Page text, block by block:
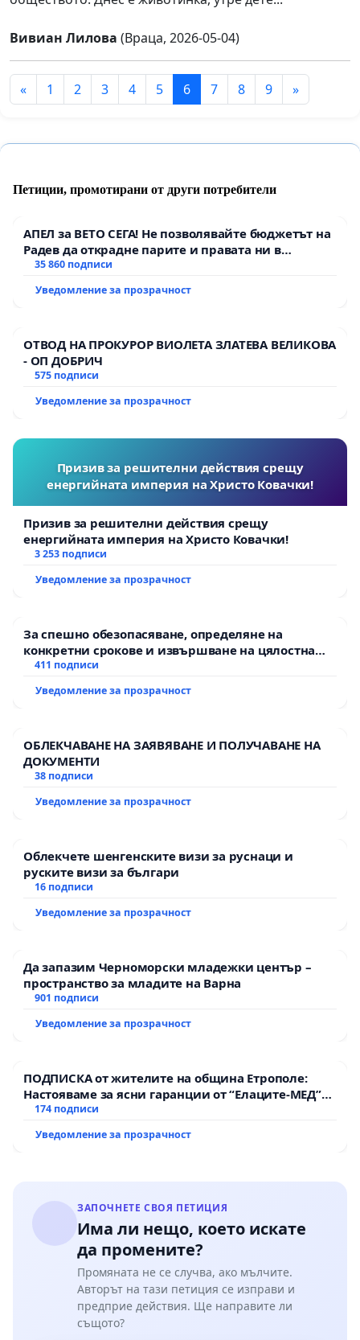
Вивиан Лилова (Враца, 2026-05-04)
« 1 2 3 4 5 6 7 8 9 »
Петиции, промотирани от други потребители
АПЕЛ за ВЕТО СЕГА! Не позволявайте бюджетът на
Радев да открадне парите и правата ни в
тъмното
35 860 подписи
Уведомление за прозрачност
ОТВОД НА ПРОКУРОР ВИОЛЕТА ЗЛАТЕВА ВЕЛИКОВА
- ОП ДОБРИЧ
575 подписи
Уведомление за прозрачност
Призив за решителни действия срещу
енергийната империя на Христо Ковачки!
Призив за решителни действия срещу
енергийната империя на Христо Ковачки!
3 253 подписи
Уведомление за прозрачност
За спешно обезопасяване, определяне на
конкретни срокове и извършване на цялостна
рехабилитация на републиканския път между
Мирово - к.к. Момин проход
411 подписи
Уведомление за прозрачност
ОБЛЕКЧАВАНЕ НА ЗАЯВЯВАНЕ И ПОЛУЧАВАНЕ НА
ДОКУМЕНТИ
38 подписи
Уведомление за прозрачност
Облекчете шенгенските визи за руснаци и
руските визи за българи
16 подписи
Уведомление за прозрачност
Да запазим Черноморски младежки център –
пространство за младите на Варна
901 подписи
Уведомление за прозрачност
ПОДПИСКА от жителите на община Етрополе:
Настояваме за ясни гаранции от “Елаците-МЕД”
АД и от държавата, че ще се изпълнят всички
174 подписи
Уведомление за прозрачност
ЗАПОЧНЕТЕ СВОЯ ПЕТИЦИЯ
Има ли нещо, което искате
да промените?
Промяната не се случва, ако мълчите.
Авторът на тази петиция се изправи и
предприе действия. Ще направите ли
същото?